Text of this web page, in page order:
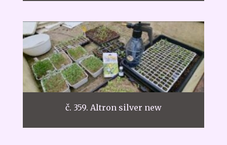
č. 359. Altron silver new